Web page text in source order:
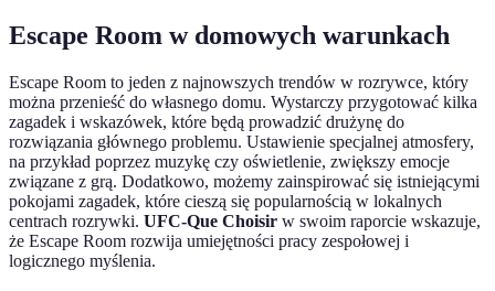
Escape Room w domowych warunkach
Escape Room to jeden z najnowszych trendów w rozrywce, który
można przenieść do własnego domu. Wystarczy przygotować kilka
zagadek i wskazówek, które będą prowadzić drużynę do
rozwiązania głównego problemu. Ustawienie specjalnej atmosfery,
na przykład poprzez muzykę czy oświetlenie, zwiększy emocje
związane z grą. Dodatkowo, możemy zainspirować się istniejącymi
pokojami zagadek, które cieszą się popularnością w lokalnych
centrach rozrywki. UFC-Que Choisir w swoim raporcie wskazuje,
że Escape Room rozwija umiejętności pracy zespołowej i
logicznego myślenia.